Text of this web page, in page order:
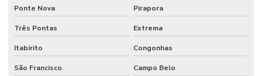
Válvula Esfera Flange
Válvula Esfera Monobloco
Válvula Esfera Monobloco Latão Acionamento Alavanca
Válvula Fundo De Poço
Ponte Nova Pirapora
Três Pontas Extrema
Itabirito Congonhas
São Francisco Campo Belo